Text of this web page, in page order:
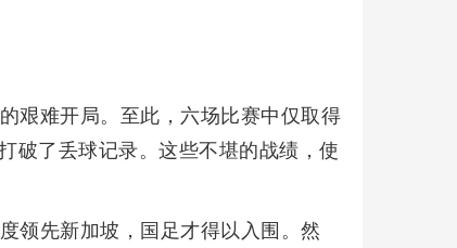
艰难开局。至此，六场比赛中仅取得
破了丢球记录。这些不堪的战绩，使
领先新加坡，国足才得以入围。然